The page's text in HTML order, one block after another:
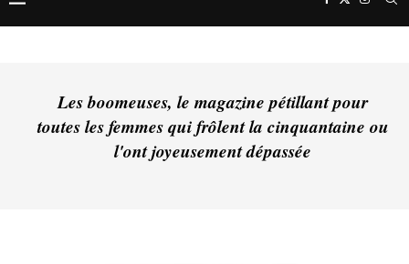
Les boomeuses, le magazine pétillant pour
toutes les femmes qui frôlent la cinquantaine ou
l'ont joyeusement dépassée